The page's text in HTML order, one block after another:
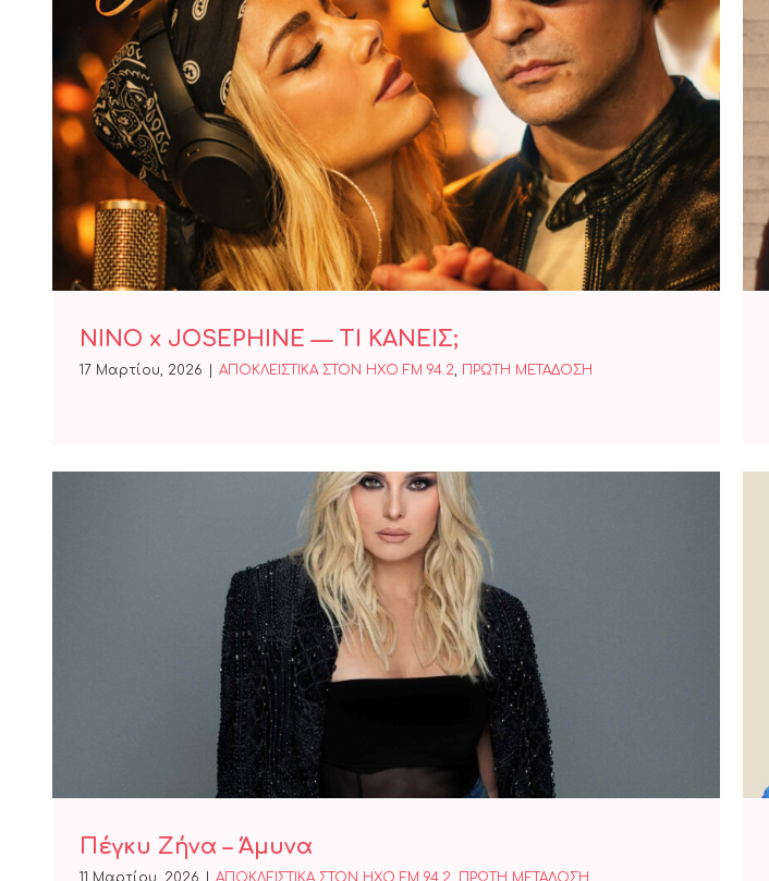
NINO x JOSEPHINE — ΤΙ ΚΑΝΕΙΣ;
NINO x JOSEPHINE — ΤΙ ΚΑΝΕΙΣ;
17 Μαρτίου, 2026 ΑΠΟΚΛΕΙΣΤΙΚΑ ΣΤΟΝ ΗΧΟ FM 94.2, ΠΡΩΤΗ ΜΕΤΑΔΟΣΗ
Πέγκυ Ζήνα – Άμυνα
Πέγκυ Ζήνα – Άμυνα
11 Μαρτίου, 2026 ΑΠΟΚΛΕΙΣΤΙΚΑ ΣΤΟΝ ΗΧΟ FM 94.2, ΠΡΩΤΗ ΜΕΤΑΔΟΣΗ